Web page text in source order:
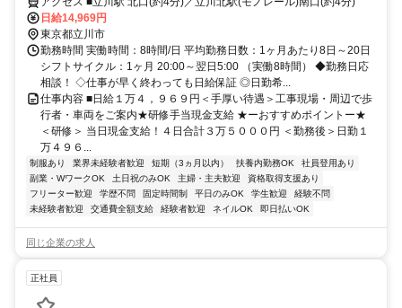
日給14,969円
東京都立川市
勤務時間 実働時間：8時間/日 平均勤務日数：1ヶ月あたり8日～20日
シフトサイクル：1ヶ月 20:00～翌日5:00 （実働8時間） ◆勤務日応
相談！ ◇仕事が早く終わっても日給保証 ◎日勤希...
仕事内容 ■日給１万４，９６９円＜手厚い待遇＞工事現場・周辺で歩
行者・車両をご案内★研修手当現金支給 ★ーおすすめポイントー★
＜研修＞ 当日現金支給！４日合計３万５０００円 ＜勤務後＞日勤１
万４９６...
制服あり 業界未経験者歓迎 短期（3ヵ月以内） 扶養内勤務OK
社員登用あり
副業・WワークOK
土日祝のみOK 主婦・主夫歓迎
資格取得支援あり
フリーター歓迎
学歴不問 固定時間制 平日のみOK 学生歓迎
経験不問
未経験者歓迎
交通費全額支給 経験者歓迎 ネイルOK 即日払いOK
同じ企業の求人
正社員